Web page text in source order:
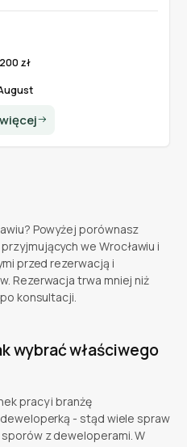
zł
więcej
Powyżej porównasz
we Wrocławiu i
przed rezerwacją i
Rezerwacja trwa mniej niż
konsultacji.
wybrać właściwego
pracy i branżę
- stąd wiele spraw
z deweloperami. W